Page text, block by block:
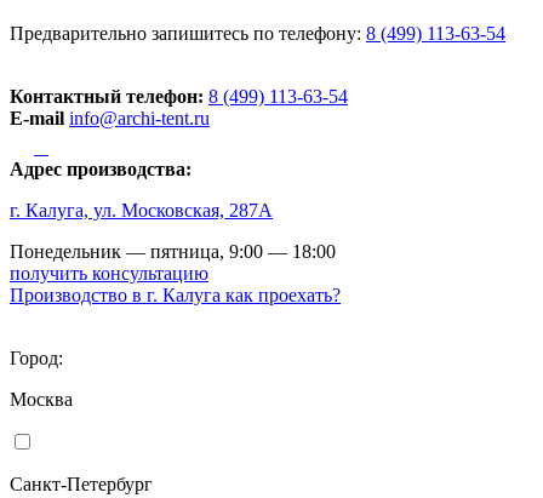
Предварительно запишитесь по телефону: 8 (499) 113-63-54
Контактный телефон: 8 (499) 113-63-54
E-mail info@archi-tent.ru
Адрес производства:
г. Калуга, ул. Московская, 287А
Понедельник — пятница, 9:00 — 18:00
получить консультацию
Производство в г. Калуга как проехать?
Город:
Москва
Санкт-Петербург